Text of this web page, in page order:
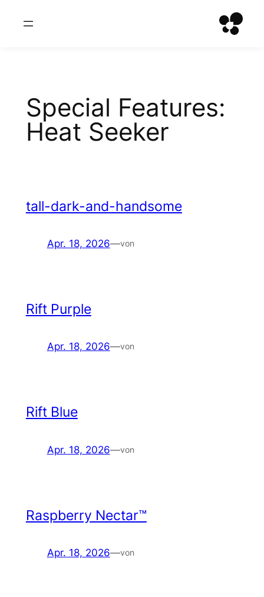
Inhalt
Special Features:
Heat Seeker
tall-dark-and-handsome
Apr. 18, 2026—von
Rift Purple
Apr. 18, 2026—von
Rift Blue
Apr. 18, 2026—von
Raspberry Nectar™
Apr. 18, 2026—von